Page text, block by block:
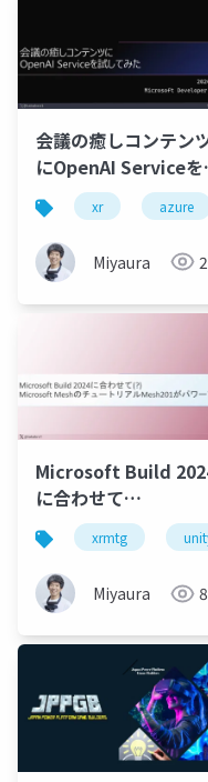
会議の癒しコンテン
にOpenAI Serviceを
してみた
xr azure
Miyaura
Microsoft Build
に合わせて
(?)Microsoft Mesh
チュートリアル
Mesh201がパワーアッ
プ
xrmtg
Miyaura